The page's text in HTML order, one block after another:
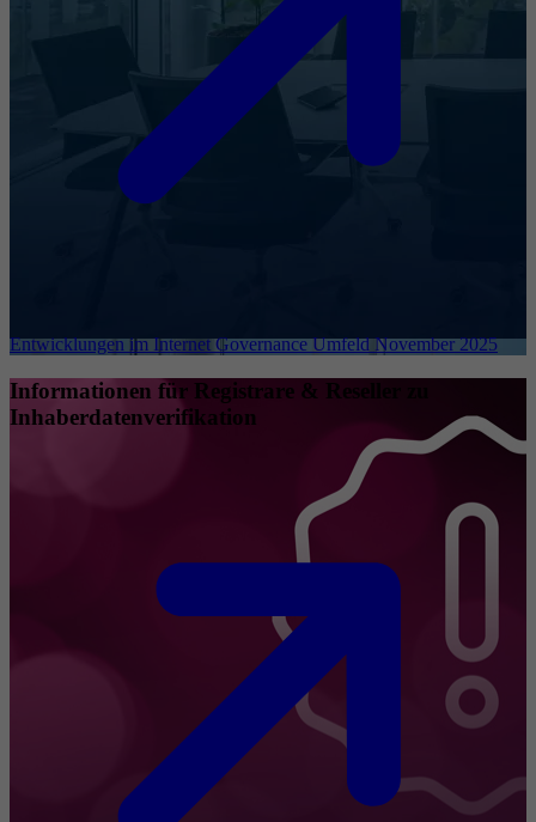
Entwicklungen im Internet Governance Umfeld November 2025
Informationen für Registrare & Reseller zu
Inhaberdatenverifikation